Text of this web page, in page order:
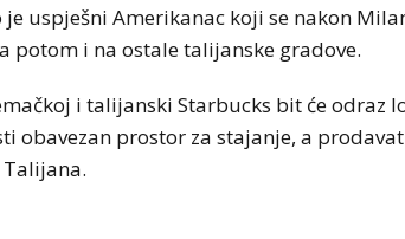
uspješni Amerikanac koji se nakon
potom i na ostale talijanske gradove.
i talijanski Starbucks bit će odraz
obavezan prostor za stajanje, a